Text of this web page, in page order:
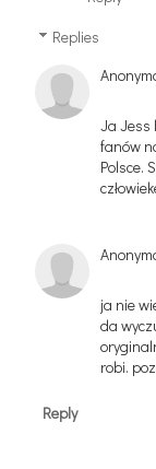
Replies
Ja Jess
fanów
Polsce.
ja nie
da
robi.
Reply